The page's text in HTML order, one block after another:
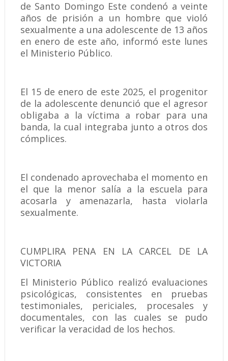
de Santo Domingo Este condenó a veinte
años de prisión a un hombre que violó
sexualmente a una adolescente de 13 años
en enero de este año, informó este lunes
el Ministerio Público.
El 15 de enero de este 2025, el progenitor
de la adolescente denunció que el agresor
obligaba a la víctima a robar para una
banda, la cual integraba junto a otros dos
cómplices.
El condenado aprovechaba el momento en
el que la menor salía a la escuela para
acosarla y amenazarla, hasta violarla
sexualmente.
CUMPLIRA PENA EN LA CARCEL DE LA
VICTORIA
El Ministerio Público realizó evaluaciones
psicológicas, consistentes en pruebas
testimoniales, periciales, procesales y
documentales, con las cuales se pudo
verificar la veracidad de los hechos.